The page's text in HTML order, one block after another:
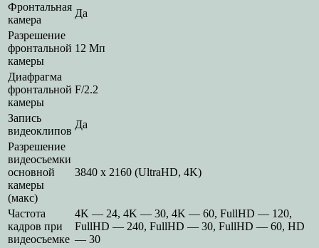
Фронтальная
камера
Да
Разрешение
фронтальной
камеры
12 Мп
Диафрагма
фронтальной
камеры
F/2.2
Запись
видеоклипов
Да
Разрешение
видеосъемки
основной
камеры
(макс)
3840 x 2160 (UltraHD, 4K)
Частота
кадров при
видеосъемке
4K — 24, 4K — 30, 4K — 60, FullHD — 120,
FullHD — 240, FullHD — 30, FullHD — 60, HD
— 30